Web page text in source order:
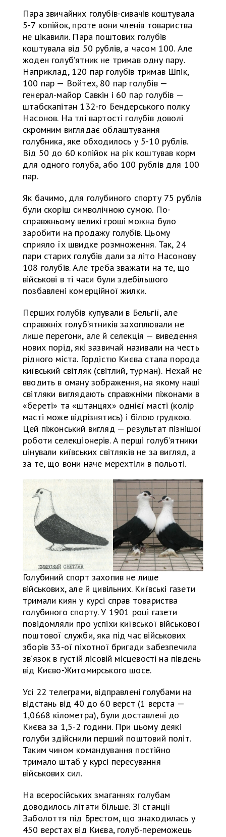
Пара звичайних голубів-сивачів коштувала
5-7 копійок, проте вони членів товариства
не цікавили. Пара поштових голубів
коштувала від 50 рублів, а часом 100. Але
жоден голуб’ятник не тримав одну пару.
Наприклад, 120 пар голубів тримав Шпік,
100 пар — Войтех, 80 пар голубів —
генерал-майор Савкін і 60 пар голубів —
штабскапітан 132-го Бендерського полку
Насонов. На тлі вартості голубів доволі
скромним виглядає облаштування
голубника, яке обходилось у 5-10 рублів.
Від 50 до 60 копійок на рік коштував корм
для одного голуба, або 100 рублів для 100
пар.
Як бачимо, для голубиного спорту 75 рублів
були скоріш символічною сумою. По-
справжньому великі гроші можна було
заробити на продажу голубів. Цьому
сприяло їх швидке розмноження. Так, 24
пари старих голубів дали за літо Насонову
108 голубів. Але треба зважати на те, що
військові в ті часи були здебільшого
позбавлені комерційної жилки.
Перших голубів купували в Бельгії, але
справжніх голуб’ятників захоплювали не
лише перегони, але й селекція — виведення
нових порід, які зазвичай називали на честь
рідного міста. Гордістю Києва стала порода
київський світляк (світлий, турман). Нехай не
вводить в оману зображення, на якому наші
світляки виглядають справжніми піжонами в
«береті» та «штанцях» однієї масті (колір
масті може відрізнятись) і білою грудкою.
Цей піжонський вигляд — результат пізнішої
роботи селекціонерів. А перші голуб’ятники
цінували київських світляків не за вигляд, а
за те, що вони наче мерехтіли в польоті.
Голубиний спорт захопив не лише
військових, але й цивільних. Київські газети
тримали киян у курсі справ товариства
голубиного спорту. У 1901 році газети
повідомляли про успіхи київської військової
поштової служби, яка під час військових
зборів 33-ої піхотної бригади забезпечила
зв’язок в густій лісовій місцевості на південь
від Києво-Житомирського шосе.
Усі 22 телеграми, відправлені голубами на
відстань від 40 до 60 верст (1 верста —
1,0668 кілометра), були доставлені до
Києва за 1,5-2 години. При цьому деякі
голуби здійснили перший поштовий політ.
Таким чином командування постійно
тримало штаб у курсі пересування
військових сил.
На всеросійських змаганнях голубам
доводилось літати більше. Зі станції
Заболоття під Брестом, що знаходилась у
450 верстах від Києва, голуб-переможець